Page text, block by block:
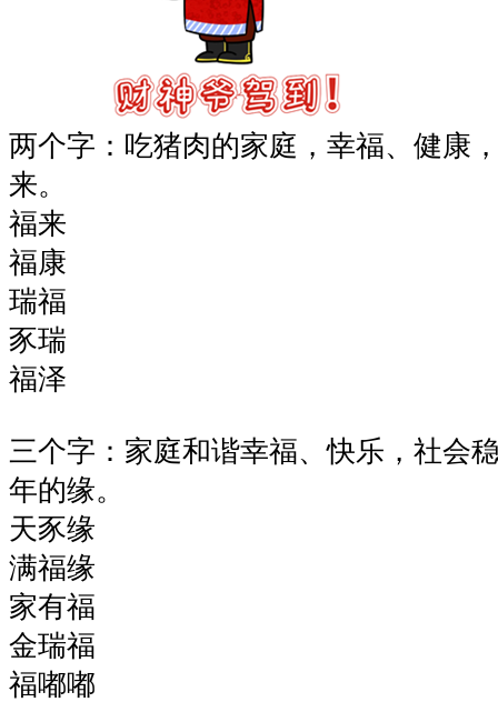
两个字：吃猪肉的家庭，幸福、健康
来。
福来
福康
瑞福
豕瑞
福泽
三个字：家庭和谐幸福、快乐，社会
年的缘。
天豕缘
满福缘
家有福
金瑞福
福嘟嘟